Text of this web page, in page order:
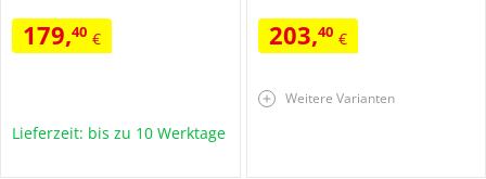
179,40 €
Lieferzeit: bis zu 10 Werktage
203,40 €
Weitere Varianten